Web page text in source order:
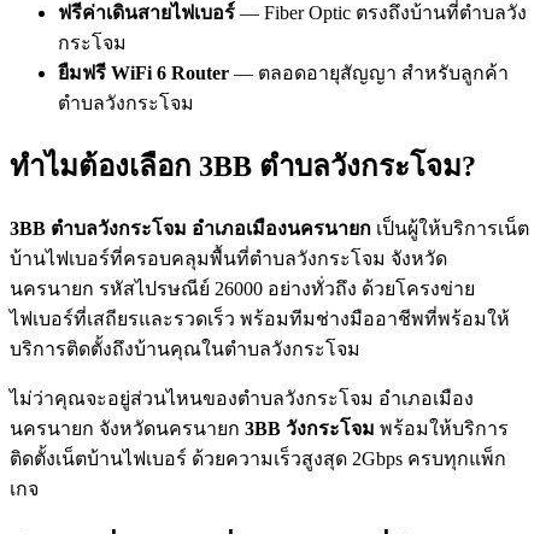
ฟรีค่าเดินสายไฟเบอร์ — Fiber Optic ตรงถึงบ้านที่ตำบลวัง
กระโจม
ยืมฟรี WiFi 6 Router — ตลอดอายุสัญญา สำหรับลูกค้า
ตำบลวังกระโจม
ทำไมต้องเลือก 3BB ตำบลวังกระโจม?
3BB ตำบลวังกระโจม อำเภอเมืองนครนายก เป็นผู้ให้บริการเน็ต
บ้านไฟเบอร์ที่ครอบคลุมพื้นที่ตำบลวังกระโจม จังหวัด
นครนายก รหัสไปรษณีย์ 26000 อย่างทั่วถึง ด้วยโครงข่าย
ไฟเบอร์ที่เสถียรและรวดเร็ว พร้อมทีมช่างมืออาชีพที่พร้อมให้
บริการติดตั้งถึงบ้านคุณในตำบลวังกระโจม
ไม่ว่าคุณจะอยู่ส่วนไหนของตำบลวังกระโจม อำเภอเมือง
นครนายก จังหวัดนครนายก 3BB วังกระโจม พร้อมให้บริการ
ติดตั้งเน็ตบ้านไฟเบอร์ ด้วยความเร็วสูงสุด 2Gbps ครบทุกแพ็ก
เกจ